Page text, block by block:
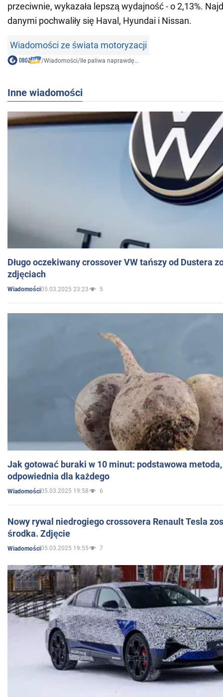
przeciwnie, wykazała lepszą wydajność - o 2,13%.
danymi pochwaliły się Haval, Hyundai i Nissan.
Wiadomości ze świata motoryzacji
/Wiadomości/Ile paliwa naprawdę...
Inne wiadomości
Długo oczekiwany crossover VW tańszy od Dustera
zdjęciach
Wiadomości05.03.2025 23:23 5
Jak gotować buraki w 10 minut: podstawowa
odpowiednia dla każdego
Wiadomości05.03.2025 19:58 6
Nowy rywal niedrogiego crossovera Renault Tesla
środka. Zdjęcie
Wiadomości05.03.2025 19:55 7